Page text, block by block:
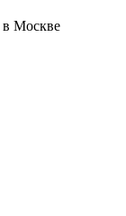
в Москве